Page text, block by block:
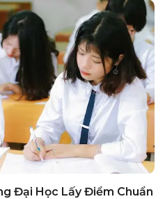
Đại Học Lấy Điểm Chuẩn